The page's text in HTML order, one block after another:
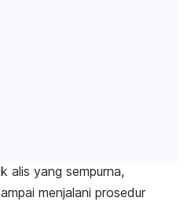
alis yang sempurna,
menjalani prosedur